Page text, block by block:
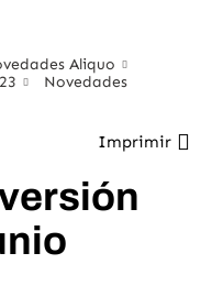
Aliquo
Novedades
Imprimir